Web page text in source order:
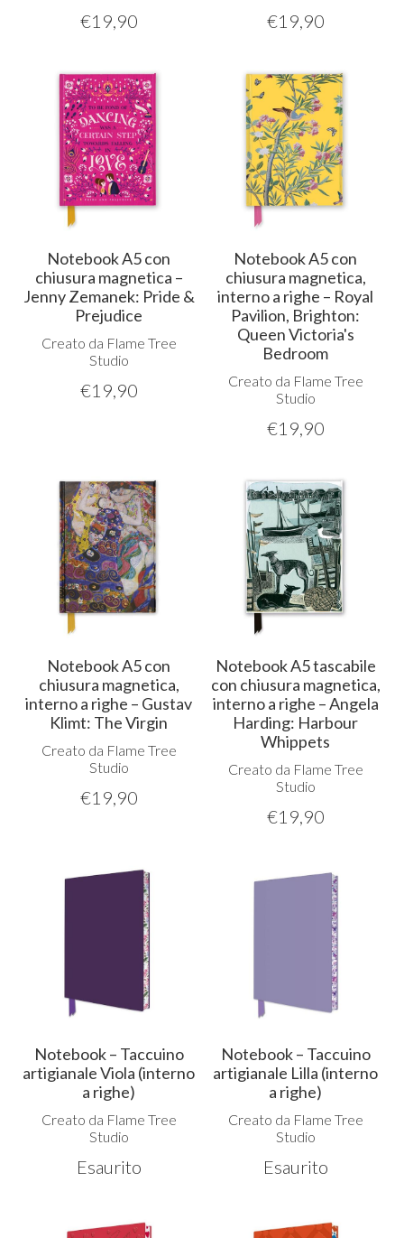
€19,90 €19,90
Notebook A5 con
chiusura magnetica –
Jenny Zemanek: Pride &
Prejudice
Creato da Flame Tree
Studio
€19,90
Notebook A5 con
chiusura magnetica,
interno a righe – Royal
Pavilion, Brighton:
Queen Victoria's
Bedroom
Creato da Flame Tree
Studio
€19,90
Notebook A5 con
chiusura magnetica,
interno a righe – Gustav
Klimt: The Virgin
Creato da Flame Tree
Studio
€19,90
Notebook A5 tascabile
con chiusura magnetica,
interno a righe – Angela
Harding: Harbour
Whippets
Creato da Flame Tree
Studio
€19,90
Notebook – Taccuino
artigianale Viola (interno
a righe)
Creato da Flame Tree
Studio
Esaurito
Notebook – Taccuino
artigianale Lilla (interno
a righe)
Creato da Flame Tree
Studio
Esaurito